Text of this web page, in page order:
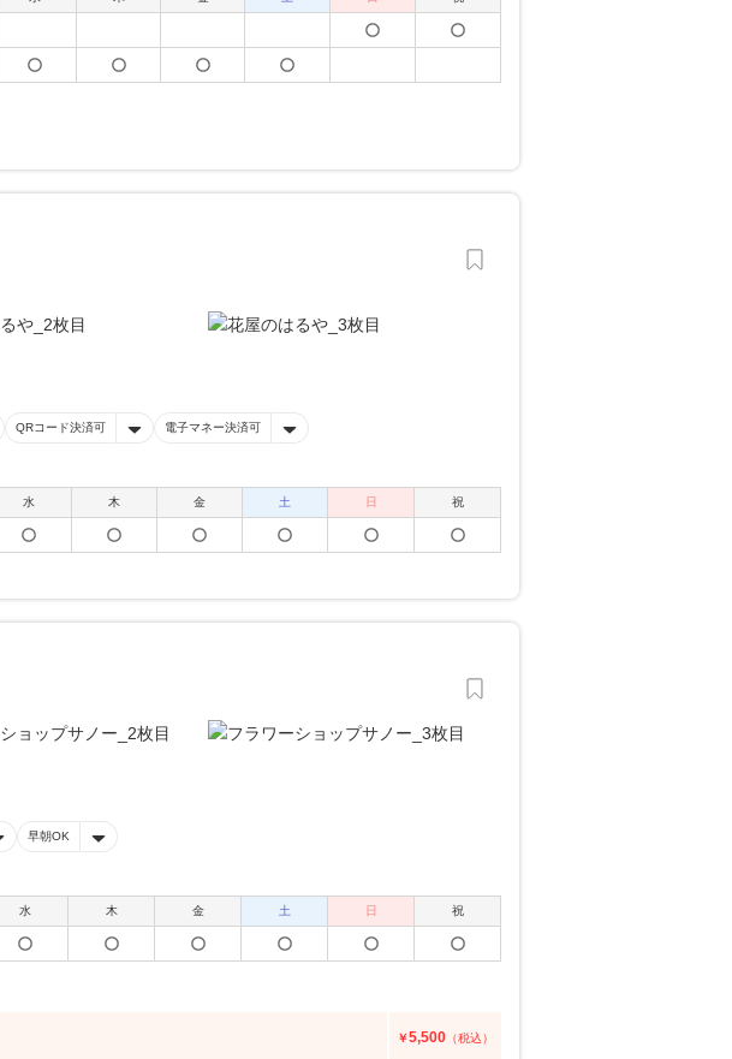
QRコード決済可 電子マネー決済可
水 木 金 土 日 祝
早朝OK
水 木 金 土 日 祝
￥5,500 （税込）